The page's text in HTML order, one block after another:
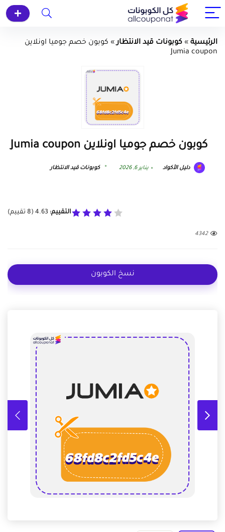
الرئيسية » كوبونات قيد الانتظار» كوبون خصم جوميا اونلاين
Jumia coupon
كوبون خصم جوميا اونلاين Jumia coupon
دليل الأكواد يناير 6, 2026 كوبونات قيد الانتظار
التقييم: 4.63
(
8 تقييم)
4342
نسخ الكوبون